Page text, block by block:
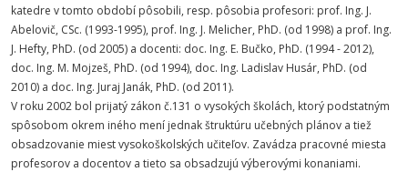
katedre v tomto období pôsobili, resp. pôsobia profesori: prof. Ing. J.
Abelovič, CSc. (1993-1995), prof. Ing. J. Melicher, PhD. (od 1998) a prof. Ing.
J. Hefty, PhD. (od 2005) a docenti: doc. Ing. E. Bučko, PhD. (1994 - 2012),
doc. Ing. M. Mojzeš, PhD. (od 1994), doc. Ing. Ladislav Husár, PhD. (od
2010) a doc. Ing. Juraj Janák, PhD. (od 2011).
V roku 2002 bol prijatý zákon č.131 o vysokých školách, ktorý podstatným
spôsobom okrem iného mení jednak štruktúru učebných plánov a tiež
obsadzovanie miest vysokoškolských učiteľov. Zavádza pracovné miesta
profesorov a docentov a tieto sa obsadzujú výberovými konaniami.